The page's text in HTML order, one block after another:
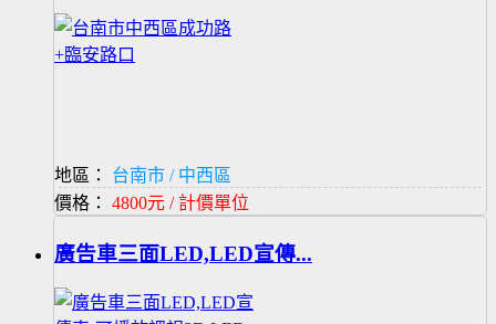
地區：
台南市 / 中西區
價格： 4800元 / 計價單位
廣告車三面LED,LED宣傳...